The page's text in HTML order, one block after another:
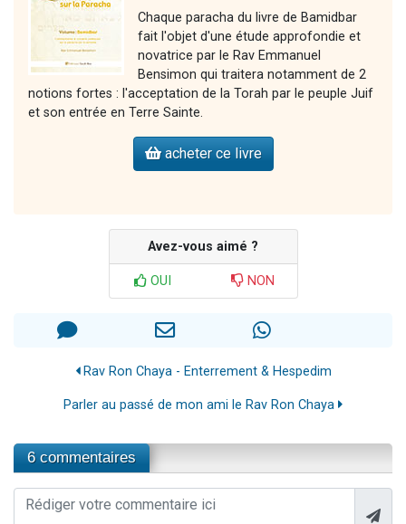
Chaque paracha du livre de Bamidbar
fait l'objet d'une étude approfondie et
novatrice par le Rav Emmanuel
Bensimon qui traitera notamment de 2
notions fortes : l'acceptation de la Torah par le peuple Juif
et son entrée en Terre Sainte.
acheter ce livre
Avez-vous aimé ?
OUI NON
Rav Ron Chaya - Enterrement & Hespedim
Parler au passé de mon ami le Rav Ron Chaya
6 commentaires